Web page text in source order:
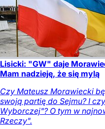
Lisicki: "GW" daje
Mam nadzieję, że się mylą
Czy Mateusz Morawiecki
swoją partię do Sejmu? I
Wyborczej"? O tym w
Rzeczy".